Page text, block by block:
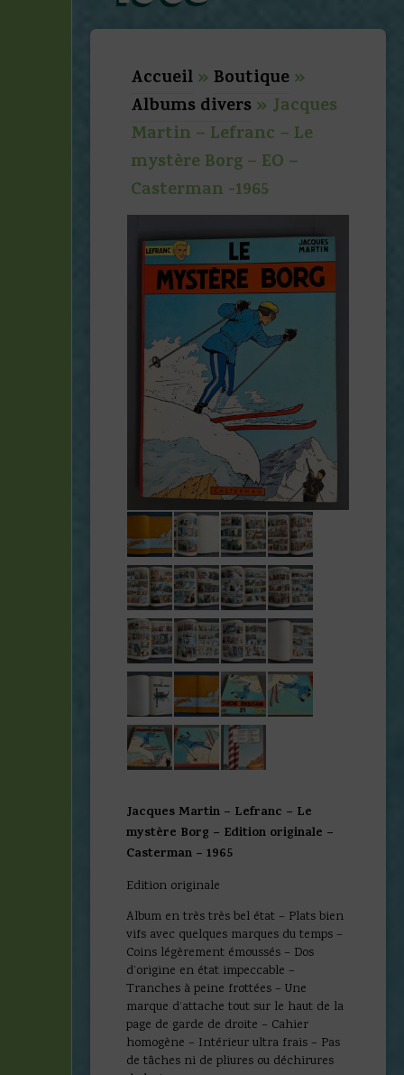
Accueil»Boutique»
Albums divers» Jacques
Martin – Lefranc – Le
mystère Borg – EO –
Casterman -1965
Jacques Martin – Lefranc – Le
mystère Borg – Edition originale –
Casterman – 1965
Edition originale
Album en très très bel état – Plats bien
vifs avec quelques marques du temps –
Coins légèrement émoussés – Dos
d’origine en état impeccable –
Tranches à peine frottées – Une
marque d’attache tout sur le haut de la
page de garde de droite – Cahier
homogène – Intérieur ultra frais – Pas
de tâches ni de pliures ou déchirures